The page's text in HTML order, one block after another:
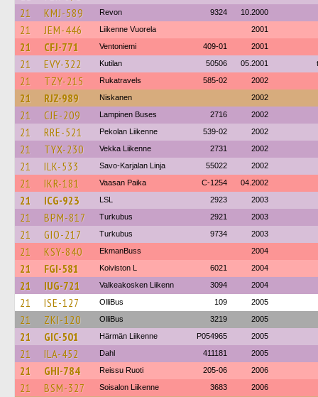
21
KMJ-589 Revon 9324 10.2000
21 JEM-446 Liikenne Vuorela 2001
21 CFJ-771 Ventoniemi 409-01 2001
21 EVY-322 Kutilan 50506 05.2001
21 TZY-215 Rukatravels 585-02 2002
21 RJZ-989 Niskanen 2002
21 CJE-209 Lampinen Buses 2716 2002
21 RRE-521 Pekolan Liikenne 539-02 2002
21 TYX-230 Vekka Liikenne 2731 2002
21 ILK-533 Savo-Karjalan Linja 55022 2002
21 IKR-181 Vaasan Paika C-1254 04.2002
21 ICG-923 LSL 2923 2003
21 BPM-817 Turkubus 2921 2003
21 GIO-217 Turkubus 9734 2003
21 KSY-840 EkmanBuss 2004
21 FGI-581 Koiviston L 6021 2004
21 IUG-721 Valkeakosken Liikenn 3094 2004
21 ISE-127 OlliBus 109 2005
21 ZKI-120 OlliBus 3219 2005
21 GIC-501 Härmän Liikenne P054965 2005
21 ILA-452 Dahl 411181 2005
21 GHI-784 Reissu Ruoti 205-06 2006
21 BSM-327 Soisalon Liikenne 3683 2006